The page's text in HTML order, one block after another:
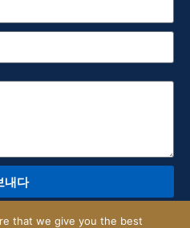
내다
that we give you the best